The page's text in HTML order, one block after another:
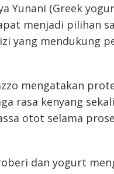
Yunani (Greek
menjadi pilihan
yang mendukung
mengatakan
rasa kenyang
otot selama
dan yogurt